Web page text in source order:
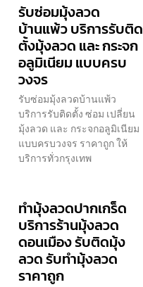
รับซ่อมมุ้งลวด
บ้านแพ้ว บริการรับติด
ตั้งมุ้งลวด และ กระจก
อลูมิเนียม แบบครบ
วงจร
รับซ่อมมุ้งลวดบ้านแพ้ว
บริการรับติดตั้ง ซ่อม เปลี่ยน
มุ้งลวด และ กระจกอลูมิเนียม
แบบครบวงจร ราคาถูก ให้
บริการทั่วกรุงเทพ
ทำมุ้งลวดปากเกร็ด
บริการร้านมุ้งลวด
ดอนเมือง รับติดมุ้ง
ลวด รับทำมุ้งลวด
ราคาถูก